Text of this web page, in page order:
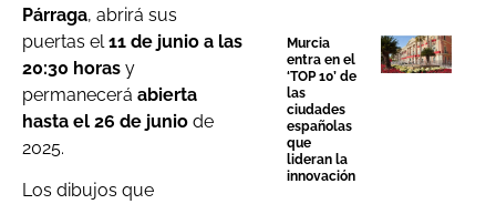
Párraga, abrirá sus
puertas el11 de junio a las
20:30 horas y
permanecerá abierta
hasta el 26 de junio de
2025.
Los dibujos que
Murcia
entra en el
‘TOP 10’ de
las
ciudades
españolas
que
lideran la
innovación